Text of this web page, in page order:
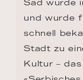
Sad wurde
und wurde
schnell
Stadt zu
Kultur –